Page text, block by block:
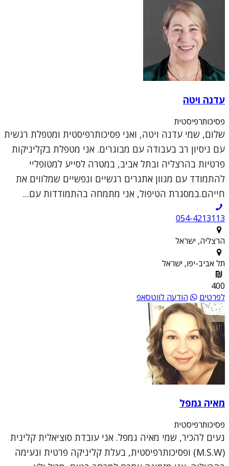
עדנה ויטה
פסיכותרפיסטית
שלום, שמי עדנה ויטה, ואני פסיכותרפיסטית ומטפלת רגשית
עם ניסיון רב בעבודה עם מבוגרים. אני מטפלת בקליניקות
פרטיות בהרצליה ובתל אביב, במטרה לסייע למטופליי
להתמודד עם מגוון אתגרים רגשיים ונפשיים שמלווים את
חייהם.במסגרת הטיפול, אני מתמחה בהתמודדות עם...
054-4213113
הרצליה, ישראל
תל אביב-יפו, ישראל
400
לפרטים
הודעה לווטסאפ
מאיה גמפל
פסיכותרפיסטית
נעים להכיר, שמי מאיה גמפל. אני עובדת סוציאלית קלינית
(M.S.W) ופסיכותרפיסטית, בעלת קליניקה פרטית ונעימה